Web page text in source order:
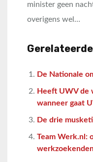
minister geen
overigens wel…
De Nationale
Heeft UWV de
wanneer gaat
De drie
Team Werk.nl: